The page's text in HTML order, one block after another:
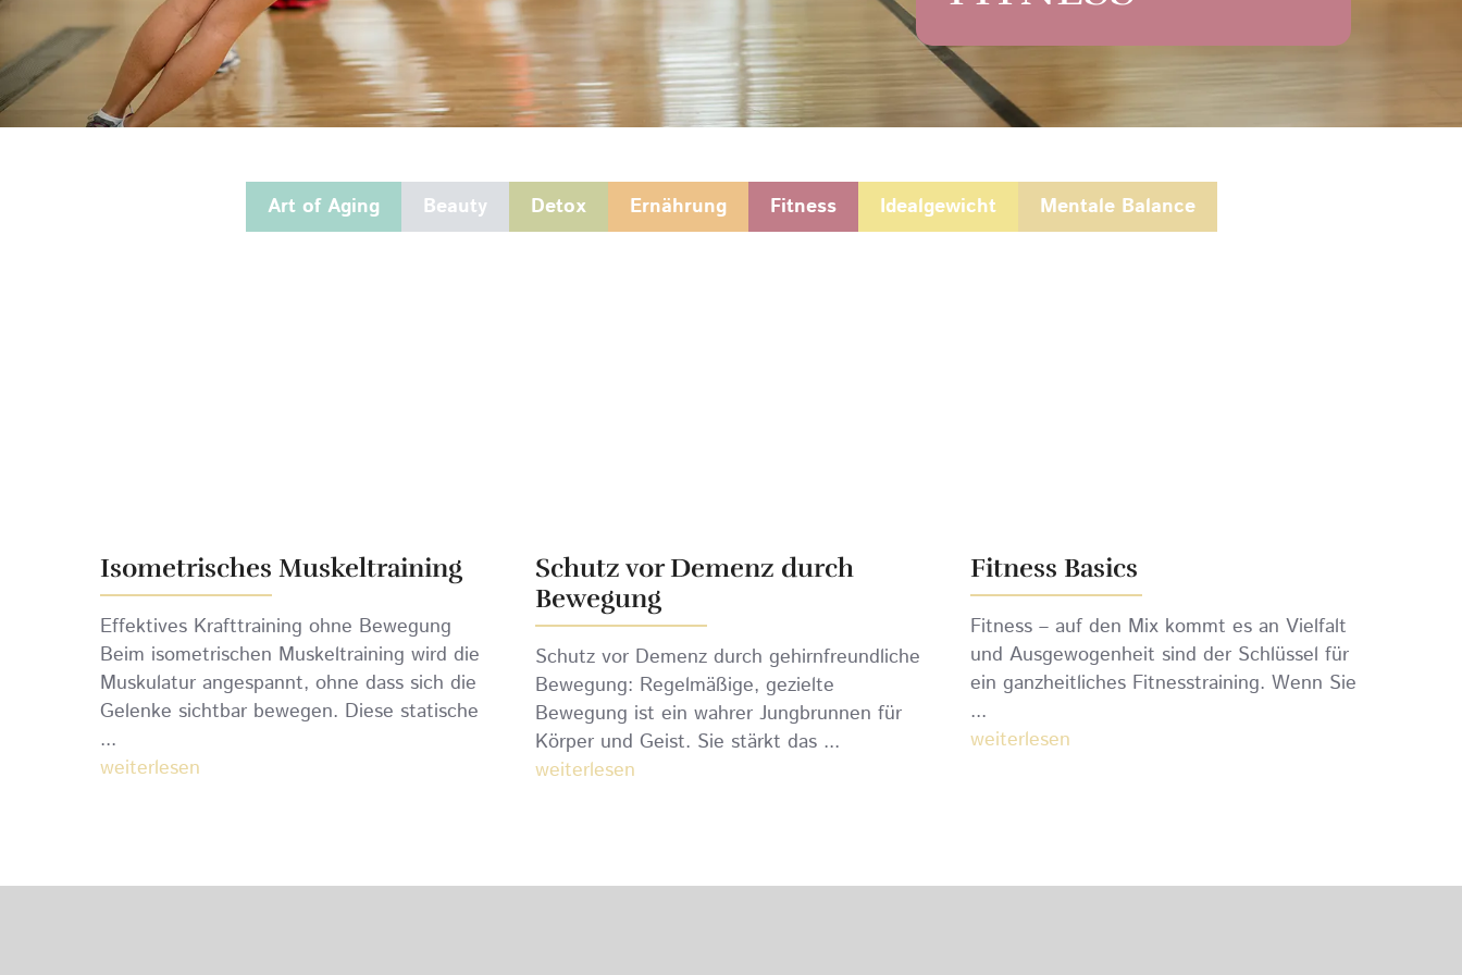
Art of Aging Beauty Detox Ernährung Fitness Idealgewicht Mentale Balance
Isometrisches Muskeltraining
Effektives Krafttraining ohne Bewegung
Beim isometrischen Muskeltraining wird die
Muskulatur angespannt, ohne dass sich die
Gelenke sichtbar bewegen. Diese statische
...
weiterlesen
Schutz vor Demenz durch
Bewegung
Schutz vor Demenz durch gehirnfreundliche
Bewegung: Regelmäßige, gezielte
Bewegung ist ein wahrer Jungbrunnen für
Körper und Geist. Sie stärkt das ...
weiterlesen
Fitness Basics
Fitness – auf den Mix kommt es an Vielfalt
und Ausgewogenheit sind der Schlüssel für
ein ganzheitliches Fitnesstraining. Wenn Sie
...
weiterlesen